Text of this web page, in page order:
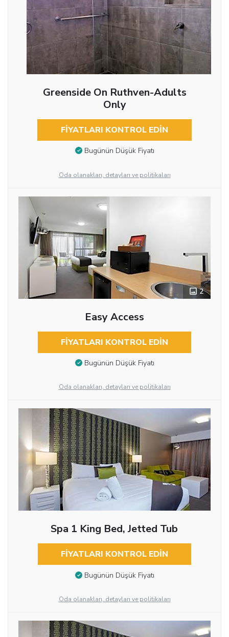
Greenside On Ruthven-Adults
Only
FIYATLARI KONTROL EDIN
Bugünün Düşük Fiyatı
Oda olanakları, detayları ve politikaları
2
Easy Access
FIYATLARI KONTROL EDIN
Bugünün Düşük Fiyatı
Oda olanakları, detayları ve politikaları
Spa 1 King Bed, Jetted Tub
FIYATLARI KONTROL EDIN
Bugünün Düşük Fiyatı
Oda olanakları, detayları ve politikaları